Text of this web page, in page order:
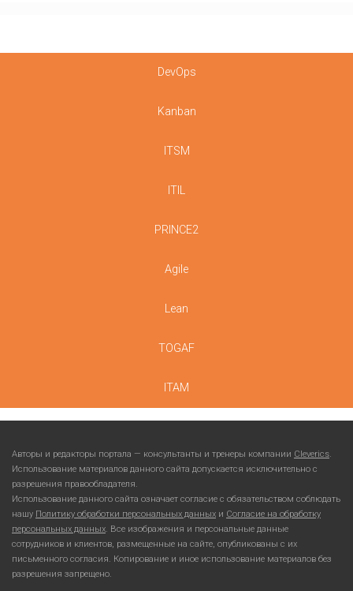
DevOps
Kanban
ITSM
ITIL
PRINCE2
Agile
Lean
TOGAF
ITAM
Авторы и редакторы портала — консультанты и тренеры компании Cleverics.
Использование материалов данного сайта допускается исключительно с
разрешения правообладателя.
Использование данного сайта означает согласие с обязательством соблюдать
нашу Политику обработки персональных данных и Согласие на обработку
персональных данных. Все изображения и персональные данные
сотрудников и клиентов, размещенные на сайте, опубликованы с их
письменного согласия. Копирование и иное использование материалов без
разрешения запрещено.